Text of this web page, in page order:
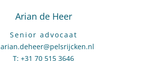
Arian de Heer
Senior advocaat
Stuur een e-mail naar Arian de Heer
arian.deheer@pelsrijcken.nl
T: Bel naar Arian de Heer
+31 70 515 3646